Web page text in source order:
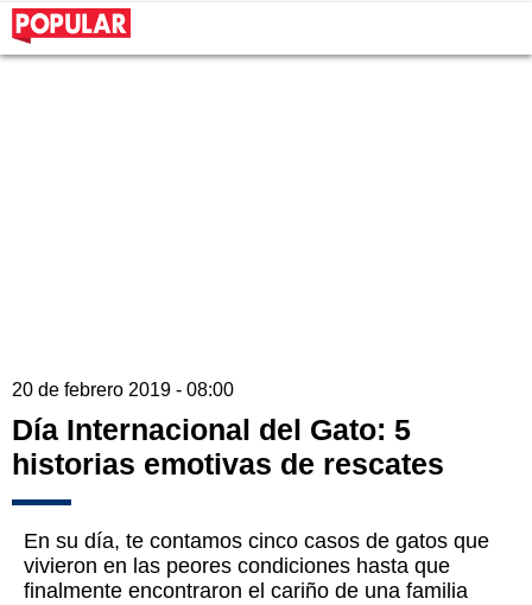
20 de febrero 2019 - 08:00
Día Internacional del Gato: 5
historias emotivas de rescates
En su día, te contamos cinco casos de gatos que
vivieron en las peores condiciones hasta que
finalmente encontraron el cariño de una familia